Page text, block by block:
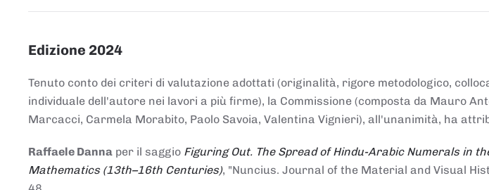
Edizione 2024
Tenuto conto dei criteri di valutazione adottati (originalità, rigore metodologico,
individuale dell'autore nei lavori a più firme), la Commissione (composta da Mauro
Marcacci, Carmela Morabito, Paolo Savoia, Valentina Vignieri), all'unanimità, ha
Raffaele Danna per il saggio Figuring Out. The Spread of Hindu-Arabic Numerals in
Mathematics (13th–16th Centuries), "Nuncius. Journal of the Material and Visual